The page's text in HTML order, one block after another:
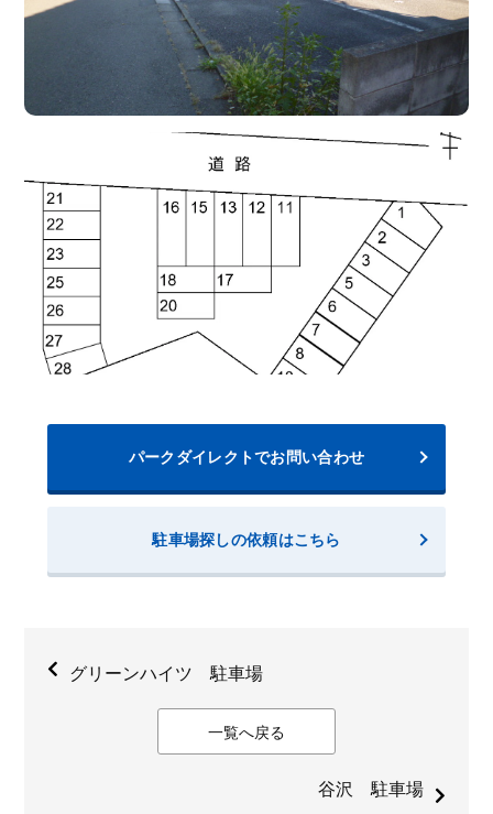
パークダイレクトでお問い合わせ
駐車場探しの依頼はこちら
グリーンハイツ 駐車場
一覧へ戻る
谷沢 駐車場